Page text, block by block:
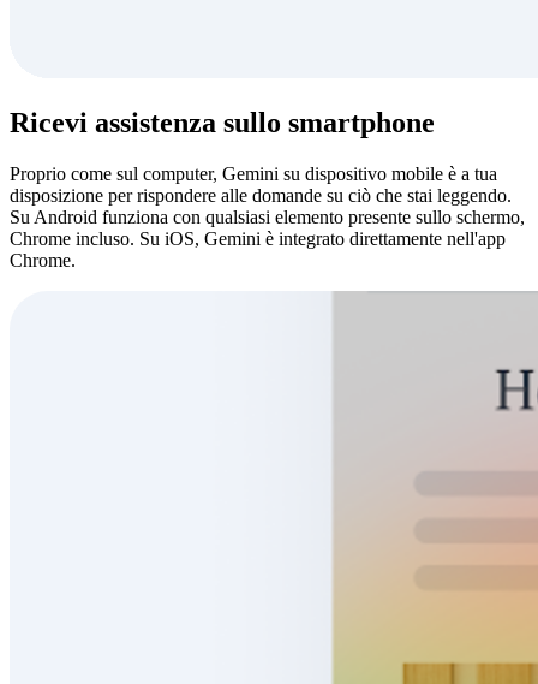
Ricevi assistenza sullo smartphone
Proprio come sul computer, Gemini su dispositivo mobile è a tua
disposizione per rispondere alle domande su ciò che stai leggendo.
Su Android funziona con qualsiasi elemento presente sullo schermo,
Chrome incluso. Su iOS, Gemini è integrato direttamente nell'app
Chrome.